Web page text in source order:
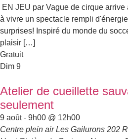
EN JEU par Vague de cirque
à vivre un spectacle rempli
surprises! Inspiré du monde du
plaisir […]
Gratuit
Dim 9
Atelier de cueillette
seulement
9 août - 9h00 @ 12h00
Centre plein air Les Gailurons 202